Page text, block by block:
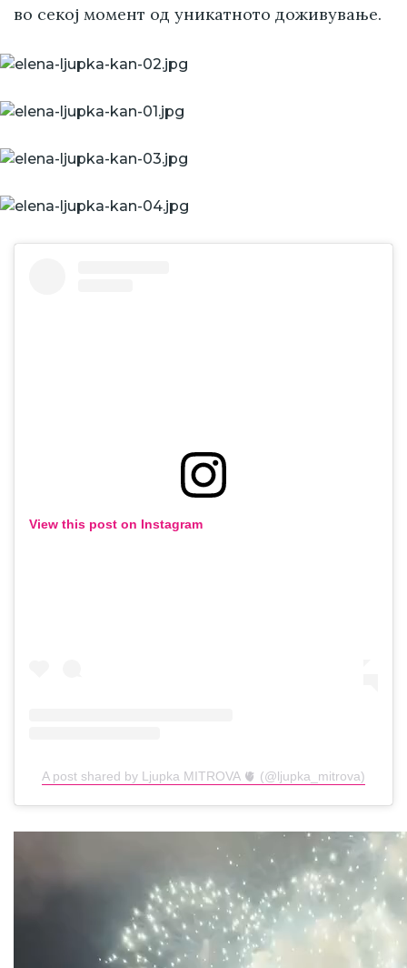
во секој момент од уникатното доживување.
View this post on Instagram
A post shared by Ljupka MITROVA 🫀 (@ljupka_mitrova)